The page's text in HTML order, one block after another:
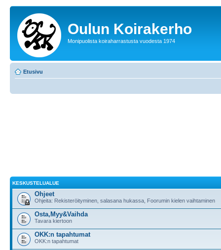
Oulun Koirakerho
Monipuolista koiraharrastusta vuodesta 1974
Etusivu
KESKUSTELUALUE
Ohjeet
Ohjeita: Rekisteröityminen, salasana hukassa, Foorumin kielen vaihtaminen
Osta,Myy&Vaihda
Tavara kiertoon
OKK:n tapahtumat
OKK:n tapahtumat